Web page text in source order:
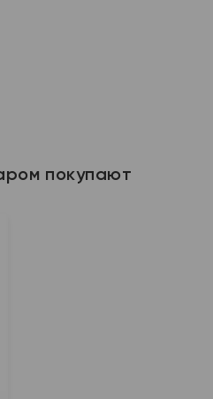
покупают